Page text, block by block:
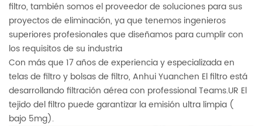
filtro, también somos el proveedor de soluciones para sus
proyectos de eliminación, ya que tenemos ingenieros
superiores profesionales que diseñamos para cumplir con
los requisitos de su industria
Con más que 17 años de experiencia y especializada en
telas de filtro y bolsas de filtro, Anhui Yuanchen El filtro está
desarrollando filtración aérea con professional Teams.UR El
tejido del filtro puede garantizar la emisión ultra limpia (
bajo 5mg).